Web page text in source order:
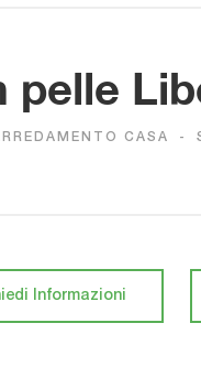
pelle
CASA -
Informazioni